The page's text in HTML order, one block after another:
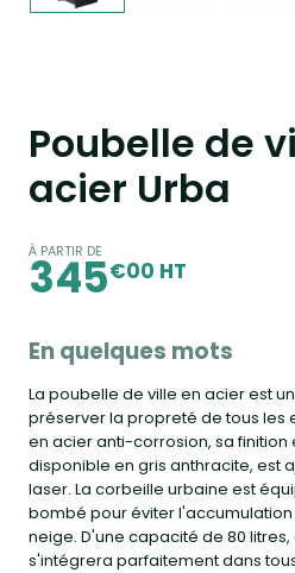
Poubelle de
acier Urba
À PARTIR DE
345€00 HT
En quelques mots
La poubelle de ville en acier est
préserver la propreté de tous les
en acier anti-corrosion, sa
disponible en gris anthracite, est
laser. La corbeille urbaine est
bombé pour éviter
neige. D'une capacité de 80
s'intégrera parfaitement dans